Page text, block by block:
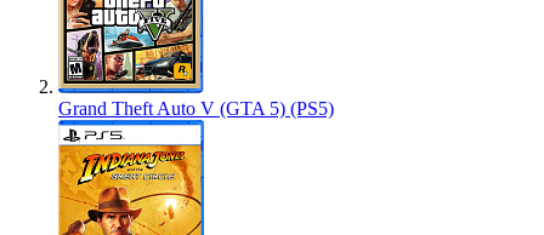
Grand Theft Auto V (GTA 5) (PS5)